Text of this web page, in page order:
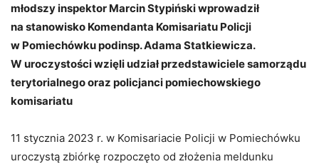
młodszy inspektor Marcin Stypiński wprowadził
na stanowisko Komendanta Komisariatu Policji
w Pomiechówku podinsp. Adama Statkiewicza.
W uroczystości wzięli udział przedstawiciele samorządu
terytorialnego oraz policjanci pomiechowskiego
komisariatu
11 stycznia 2023 r. w Komisariacie Policji w Pomiechówku
uroczystą zbiórkę rozpoczęto od złożenia meldunku